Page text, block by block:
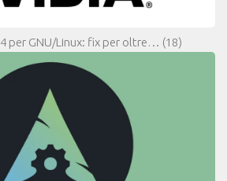
per GNU/Linux: fix per oltre… (18)